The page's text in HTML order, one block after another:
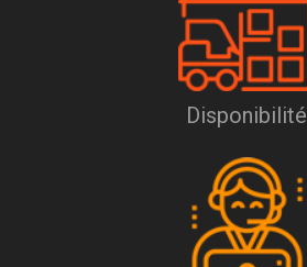
Disponibilité